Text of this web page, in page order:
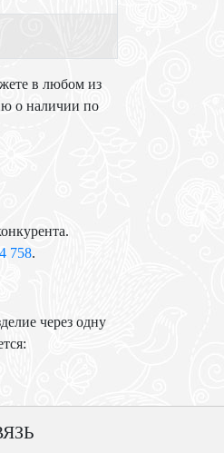
в любом из
о наличии по
758.
через одну